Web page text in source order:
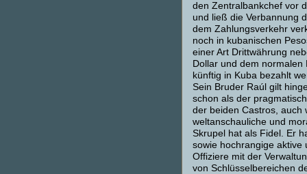
den Zentralbankchef vor
und ließ die Verbannung
dem Zahlungsverkehr
noch in kubanischen
einer Art Drittwährung
Dollar und dem normalen
künftig in Kuba bezahlt
Sein Bruder Raúl gilt
schon als der
der beiden Castros, auch
weltanschauliche und
Skrupel hat als Fidel. Er
sowie hochrangige aktive
Offiziere mit der
von Schlüsselbereichen